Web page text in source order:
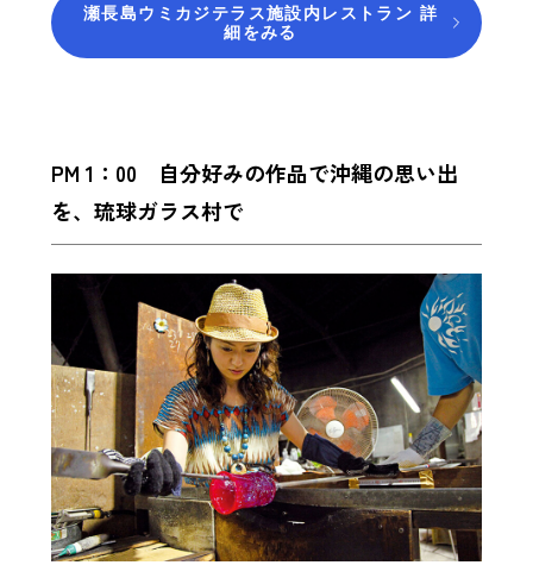
瀬長島ウミカジテラス施設内レストラン 詳
細をみる
PM 1：00 自分好みの作品で沖縄の思い出
を、琉球ガラス村で